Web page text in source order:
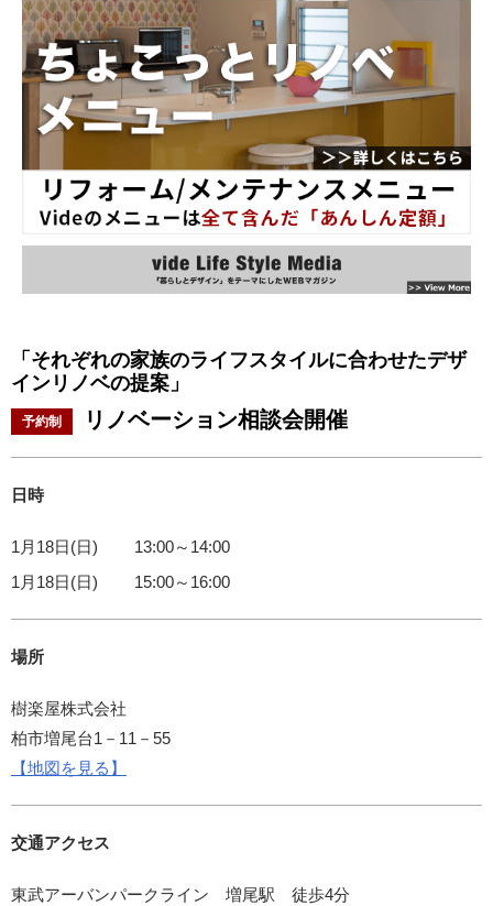
「それぞれの家族のライフスタイルに合わせたデザ
インリノベの提案」
予約制 リノベーション相談会開催
日時
1月18日(日)
13:00～14:00
1月18日(日)
15:00～16:00
場所
樹楽屋株式会社
柏市増尾台1－11－55
【地図を見る】
交通アクセス
東武アーバンパークライン 増尾駅 徒歩4分